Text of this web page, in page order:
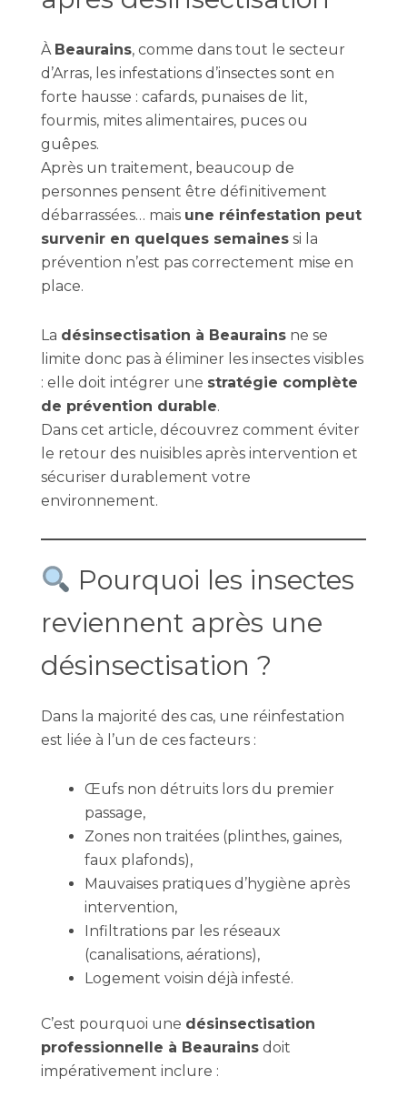
À Beaurains, comme dans tout le secteur
d’Arras, les infestations d’insectes sont en
forte hausse : cafards, punaises de lit,
fourmis, mites alimentaires, puces ou
guêpes.
Après un traitement, beaucoup de
personnes pensent être définitivement
débarrassées… mais une réinfestation peut
survenir en quelques semaines si la
prévention n’est pas correctement mise en
place.
La désinsectisation à Beaurains ne se
limite donc pas à éliminer les insectes visibles
: elle doit intégrer une stratégie complète
de prévention durable.
Dans cet article, découvrez comment éviter
le retour des nuisibles après intervention et
sécuriser durablement votre
environnement.
Pourquoi les insectes
reviennent après une
désinsectisation ?
Dans la majorité des cas, une réinfestation
est liée à l’un de ces facteurs :
Œufs non détruits lors du premier
passage,
Zones non traitées (plinthes, gaines,
faux plafonds),
Mauvaises pratiques d’hygiène après
intervention,
Infiltrations par les réseaux
(canalisations, aérations),
Logement voisin déjà infesté.
C’est pourquoi une désinsectisation
professionnelle à Beaurains doit
impérativement inclure :